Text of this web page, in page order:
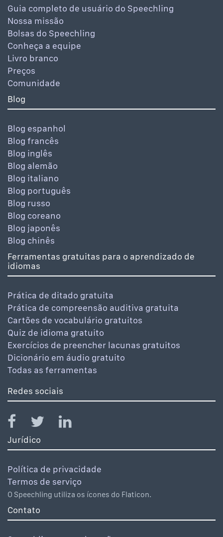
Guia completo de usuário do Speechling
Nossa missão
Bolsas do Speechling
Conheça a equipe
Livro branco
Preços
Comunidade
Blog
Blog espanhol
Blog francês
Blog inglês
Blog alemão
Blog italiano
Blog português
Blog russo
Blog coreano
Blog japonês
Blog chinês
Ferramentas gratuitas para o aprendizado de
idiomas
Prática de ditado gratuita
Prática de compreensão auditiva gratuita
Cartões de vocabulário gratuitos
Quiz de idioma gratuito
Exercícios de preencher lacunas gratuitos
Dicionário em áudio gratuito
Todas as ferramentas
Redes sociais
Jurídico
Política de privacidade
Termos de serviço
O Speechling utiliza os ícones do Flaticon.
Contato